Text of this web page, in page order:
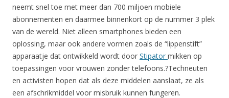
neemt snel toe met meer dan 700 miljoen mobiele
abonnementen en daarmee binnenkort op de nummer 3 plek
van de wereld. Niet alleen smartphones bieden een
oplossing, maar ook andere vormen zoals de “lippenstift”
apparaatje dat ontwikkeld wordt door Stipator mikken op
toepassingen voor vrouwen zonder telefoons.?Techneuten
en activisten hopen dat als deze middelen aanslaat, ze als
een afschrikmiddel voor misbruik kunnen fungeren.